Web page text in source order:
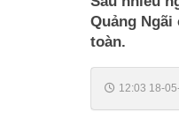
Quảng
toàn.
12:03 18-